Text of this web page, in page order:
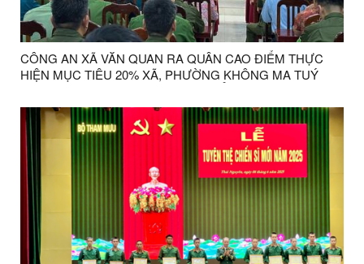
CÔNG AN XÃ VĂN QUAN RA QUÂN CAO ĐIỂM THỰC
HIỆN MỤC TIÊU 20% XÃ, PHƯỜNG KHÔNG MA TUÝ
LỌT NGƯỜI SỬ DỤNG TRÁI PHÉP CHẤT MA TUÝ